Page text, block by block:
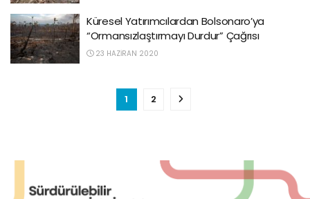
Küresel Yatırımcılardan Bolsonaro’ya
“Ormansızlaştırmayı Durdur” Çağrısı
23 HAZIRAN 2020
1 2